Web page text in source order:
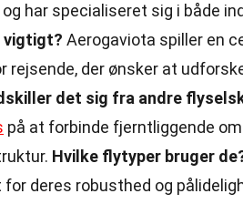
har specialiseret sig i både
vigtigt? Aerogaviota spiller en
der ønsker at
det sig fra andre
på at forbinde fjerntliggende
Hvilke flytyper bruger
deres robusthed og